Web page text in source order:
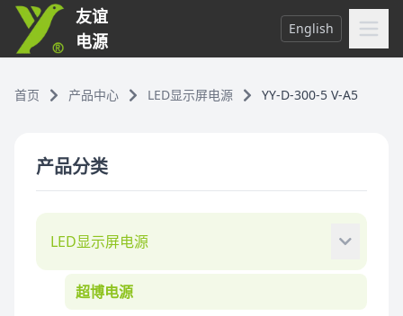
友谊
电源
English
首页 产品中心 LED显示屏电源 YY-D-300-5 V-A5
产品分类
LED显示屏电源
超博电源